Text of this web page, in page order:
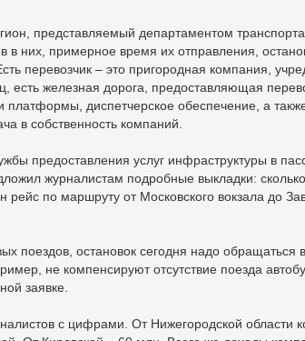
представляемый департаментом
в них, примерное время их отправления,
перевозчик – это пригородная компания,
железная дорога, предоставляющая
платформы, диспетчерское обеспечение, а
в собственность компаний.
предоставления услуг инфраструктуры в
журналистам подробные выкладки:
по маршруту от Московского вокзала до
поездов, остановок сегодня надо обращаться
не компенсируют отсутствие поезда
заявке.
с цифрами. От Нижегородской области